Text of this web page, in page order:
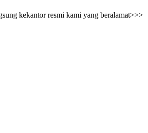
kekantor resmi kami yang beralamat>>>